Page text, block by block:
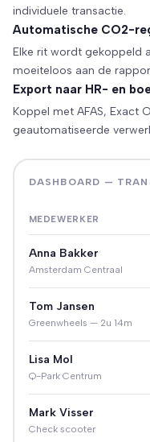
individuele transactie.
Automatische CO2-
Elke rit wordt gekoppeld
moeiteloos aan de
Export naar HR- en
Koppel met AFAS, Exact
geautomatiseerde
DASHBOARD —
MEDEWERKER
Anna Bakker
Amsterdam Centraal
Tom Jansen
Greenwheels — 2u 14m
Lisa Mol
Q-Park Centrum
Mark Visser
Check scooter